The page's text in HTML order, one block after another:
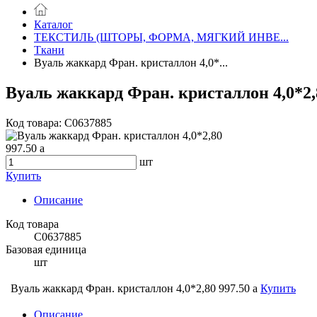
Каталог
ТЕКСТИЛЬ (ШТОРЫ, ФОРМА, МЯГКИЙ ИНВЕ...
Ткани
Вуаль жаккард Фран. кристаллон 4,0*...
Вуаль жаккард Фран. кристаллон
Код товара: C0637885
997.50 a
шт
Купить
Описание
Код товара
C0637885
Базовая единица
шт
Вуаль жаккард Фран. кристаллон 4,0*2,80 997.50 a Купить
Описание